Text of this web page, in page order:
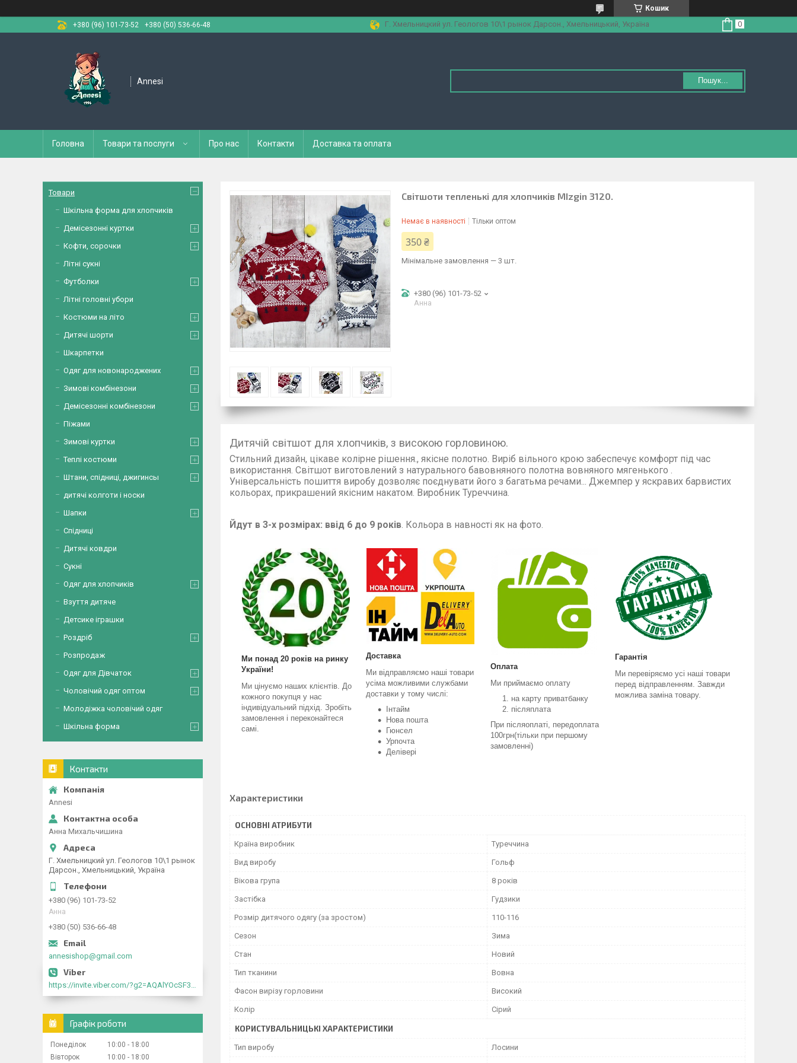
Кошик
+380 (96) 101-73-52
+380 (50) 536-66-48 Г. Хмельницкий ул. Геологов 10\1 рынок Дарсон., Хмельницький, Україна
Annesi Пошук...
Головна Товари та послуги Про нас Контакти Доставка та оплата
Світшоти тепленькі для хлопчиків MIzgin 3120.
Немає в наявності Тільки оптом
350 ₴
Мінімальне замовлення — 3 шт.
+380 (96) 101-73-52
Анна
Дитячій світшот для хлопчиків, з високою горловиною.
Стильний дизайн, цікаве колірне рішення., якісне полотно. Виріб вільного крою забеспечує комфорт під час
використання. Світшот виготовлений з натурального бавовняного полотна вовняного мягенького .
Універсальність пошиття виробу дозволяє поєднувати його з багатьма речами... Джемпер у яскравих барвистих
кольорах, прикрашений якісним накатом. Виробник Туреччина.
Йдут в 3-х розмірах: ввід 6 до 9 років. Кольора в навності як на фото.
Ми понад 20 років на ринку
України!
Ми цінуємо наших клієнтів. До
кожного покупця у нас
індивідуальний підхід. Зробіть
замовлення і переконайтеся
самі.
Доставка
Ми відправляємо наші товари
усіма можливими службами
доставки у тому числі:
Інтайм
Нова пошта
Гюнсел
Урпочта
Делівері
Оплата
Ми приймаємо оплату
на карту приватбанку
післяплата
При післяоплаті, передоплата
100грн(тільки при першому
замовленні)
Гарантія
Ми перевіряємо усі наші товари
перед відправленням. Завжди
можлива заміна товару.
Характеристики
ОСНОВНІ АТРИБУТИ
Країна виробник Туреччина
Вид виробу Гольф
Вікова група 8 років
Застібка Гудзики
Розмір дитячого одягу (за зростом) 110-116
Сезон Зима
Стан Новий
Тип тканини Вовна
Фасон вирізу горловини Високий
Колір Сірий
КОРИСТУВАЛЬНИЦЬКІ ХАРАКТЕРИСТИКИ
Тип виробу Лосини
Товари
Шкільна форма для хлопчиків
Демісезонні куртки
Кофти, сорочки
Літні сукні
Футболки
Літні головні убори
Костюми на літо
Дитячі шорти
Шкарпетки
Одяг для новонароджених
Зимові комбінезони
Демісезонні комбінезони
Піжами
Зимові куртки
Теплі костюми
Штани, спідниці, джигинсы
дитячі колготи і носки
Шапки
Спідниці
Дитячі ковдри
Сукні
Одяг для хлопчиків
Взуття дитяче
Детсике іграшки
Роздріб
Розпродаж
Одяг для Дівчаток
Чоловічий одяг оптом
Молодіжка чоловічий одяг
Шкільна форма
Контакти
Annesi
Анна Михальчишина
Г. Хмельницкий ул. Геологов 10\1 рынок
Дарсон., Хмельницький, Україна
+380 (96) 101-73-52
Анна
+380 (50) 536-66-48
annesishop@gmail.com
https://invite.viber.com/?g2=AQAlYOcSF30rb0kdJdojYDWtk4sNE5eWPg2Om5jJmRlpJwnTwfwnCzMMxer2vioZ"
Графік роботи
Понеділок 10:00
18:00
Вівторок
10:00 18:00